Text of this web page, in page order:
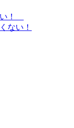
い！
ない！